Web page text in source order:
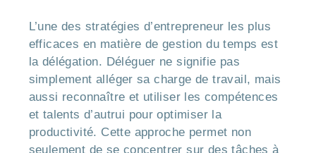
L’une des stratégies d’entrepreneur les plus
efficaces en matière de gestion du temps est
la délégation. Déléguer ne signifie pas
simplement alléger sa charge de travail, mais
aussi reconnaître et utiliser les compétences
et talents d’autrui pour optimiser la
productivité. Cette approche permet non
seulement de se concentrer sur des tâches à